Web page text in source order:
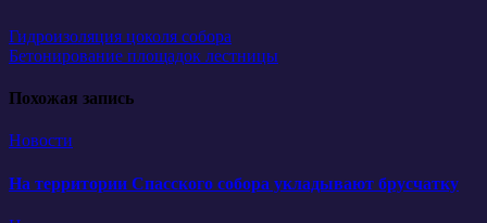
Навигация
по
записям
Гидроизоляция цоколя собора
Бетонирование площадок лестницы
Похожая запись
Новости
На территории Спасского собора укладывают брусчатку